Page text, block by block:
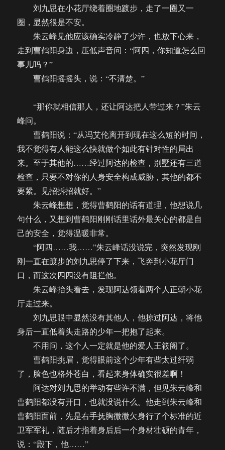
刘九思在小花厅绕着圈地踱步，走了一圈又一
圈，显然很是不安。
朱云峰见他应该确实冷静了少许，也放下心来，
走到曹鹤阳身边，压低声音问：“阿四，你知道怎么回
事儿吗？”
曹鹤阳摇摇头，说：“不清楚。”
“那你就相信那人，还让阿达把人带过来？”朱云
峰问。
曹鹤阳说：“从冯艾伦离开到现在这么短的时间，
我不觉得有人能这么快就做个如此有针对性的局出
来。至于其他的……经过阿达的检查，别墅还有三道
检查，只要不对你的人身安全构成威胁，其他的都不
要紧。见招拆招就好。”
朱云峰想想，觉得曹鹤阳的话有道理，他想说几
句什么，又想到曹鹤阳刚刚话里话外最关心的都是自
己的安全，觉得温暖非常。
“阿四……我……”朱云峰话没说完，突然发现刚
刚一直在踱步的刘九思停了下来，飞奔到小花厅门
口，而这次四四没有阻拦他。
朱云峰抬头看去，发现阿达领着两个人正朝小花
厅走过来。
刘九思眼中显然没有其他人，他掠过阿达，将他
身后一直低着头走路的少年一把抱了起来。
不用问，这个人一定就是他的爱人王筱阁了。
曹鹤阳挑眉，觉得眼前这个少年有些太过纤弱
了，脸色也格外苍白，看起来身体确实很差啊！
阿达对刘九思的举动有些许不满，但见朱云峰和
曹鹤阳都没有开口，也就没说什么。他走到朱云峰和
曹鹤阳面前，先是右手抚胸微微欠身行了个标准的近
卫军军礼，随后才指着身后后一个身材壮硕的青年，
说：“殿下，他……”